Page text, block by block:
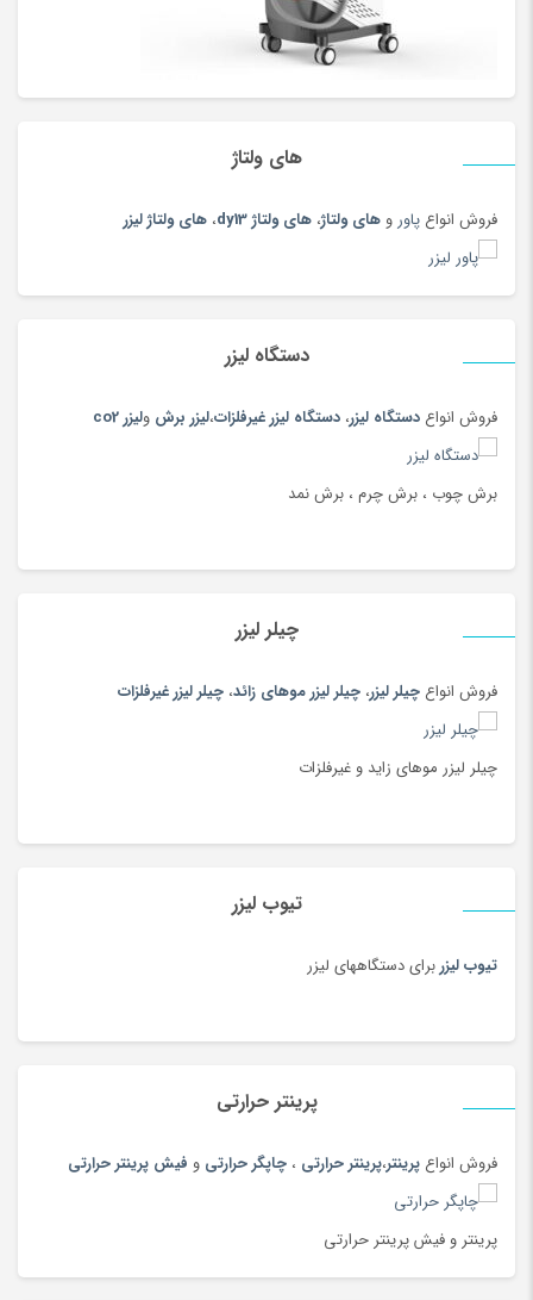
های ولتاژ
فروش انواع پاور و های ولتاژ، های ولتاژ dy13 ، های ولتاژ لیزر
دستگاه لیزر
فروش انواع دستگاه لیزر، دستگاه لیزر غیرفلزات،لیزر برش ولیزر co2
برش چوب ، برش چرم ، برش نمد
چیلر لیزر
فروش انواع چیلر لیزر، چیلر لیزر موهای زائد، چیلر لیزر غیرفلزات
چیلر لیزر موهای زاید و غیرفلزات
تیوب لیزر
تیوب لیزربرای دستگاههای لیزر
پرینتر حرارتی
فروش انواع پرینتر،پرینتر حرارتی ، چاپگر حرارتی و فیش پرینتر حرارتی
پرینتر و فیش پرینتر حرارتی